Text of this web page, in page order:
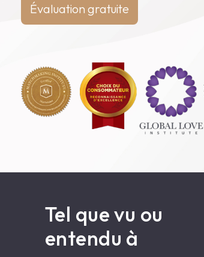
En
Évaluation gratuite
Tel que vu ou
entendu à